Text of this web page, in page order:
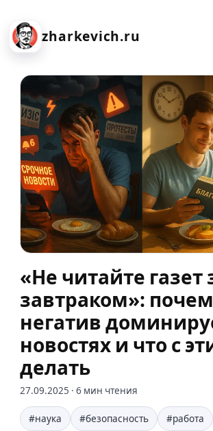
zharkevich.ru
«Не читайте газет
завтраком»:
негатив
новостях и что с
делать
27.09.2025 · 6 мин чтения
#наука #безопасность #работа